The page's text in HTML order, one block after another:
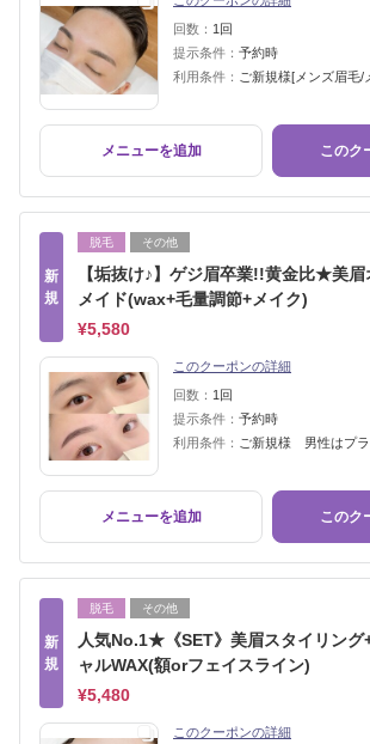
回数： 1回
提示条件： 予約時
利用条件： ご新規様[メンズ眉毛/
メニューを追加 このク
新
規
脱毛 その他
【垢抜け♪】ゲジ眉卒業!!黄金比★美眉
メイド(wax+毛量調節+メイク)
¥5,580
このクーポンの詳細
回数： 1回
提示条件： 予約時
利用条件： ご新規様 男性はプラ
メニューを追加 このク
新
規
脱毛 その他
人気No.1★《SET》美眉スタイリング
ャルWAX(額orフェイスライン)
¥5,480
このクーポンの詳細